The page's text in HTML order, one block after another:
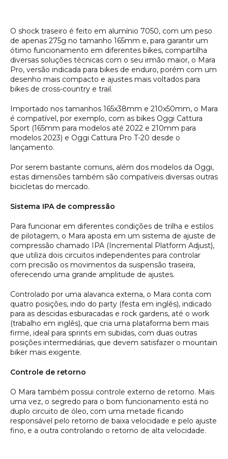
O shock traseiro é feito em alumínio 7050, com um peso
de apenas 275g no tamanho 165mm e, para garantir um
ótimo funcionamento em diferentes bikes, compartilha
diversas soluções técnicas com o seu irmão maior, o Mara
Pro, versão indicada para bikes de enduro, porém com um
desenho mais compacto e ajustes mais voltados para
bikes de cross-country e trail.
Importado nos tamanhos 165x38mm e 210x50mm, o Mara
é compatível, por exemplo, com as bikes Oggi Cattura
Sport (165mm para modelos até 2022 e 210mm para
modelos 2023) e Oggi Cattura Pro T-20 desde o
lançamento.
Por serem bastante comuns, além dos modelos da Oggi,
estas dimensões também são compatíveis diversas outras
bicicletas do mercado.
Sistema IPA de compressão
Para funcionar em diferentes condições de trilha e estilos
de pilotagem, o Mara aposta em um sistema de ajuste de
compressão chamado IPA (Incremental Platform Adjust),
que utiliza dois circuitos independentes para controlar
com precisão os movimentos da suspensão traseira,
oferecendo uma grande amplitude de ajustes.
Controlado por uma alavanca externa, o Mara conta com
quatro posições, indo do party (festa em inglês), indicado
para as descidas esburacadas e rock gardens, até o work
(trabalho em inglês), que cria uma plataforma bem mais
firme, ideal para sprints em subidas, com duas outras
posições intermediárias, que devem satisfazer o mountain
biker mais exigente.
Controle de retorno
O Mara também possui controle externo de retorno. Mais
uma vez, o segredo para o bom funcionamento está no
duplo circuito de óleo, com uma metade ficando
responsável pelo retorno de baixa velocidade e pelo ajuste
fino, e a outra controlando o retorno de alta velocidade.